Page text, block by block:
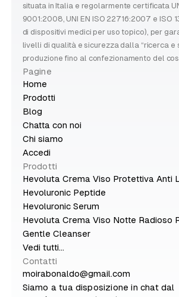
situata in Italia e regolarmente certificata
9001:2008, UNI EN ISO 22716:2007 e ISO
di dispositivi medici per uso topico), per
livelli di qualità e sicurezza dalla “ricerca e
produzione fino al confezionamento del
Pagine
Home
Prodotti
Blog
Chatta con noi
Chi siamo
Accedi
Prodotti
Hevoluta Crema Viso Protettiva Anti
Hevoluronic Peptide
Hevoluronic Serum
Hevoluta Crema Viso Notte Radioso
Gentle Cleanser
Vedi tutti...
Contatti
moirabonaldo@gmail.com
Siamo a tua disposizione in chat dal